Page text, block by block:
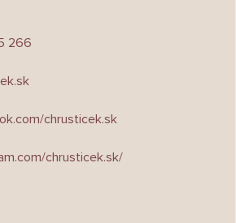
266
chrusticek.sk
chrusticek.sk/